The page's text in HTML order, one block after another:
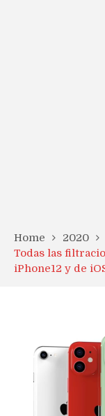
Home 2020
Todas las
iPhone12 y de